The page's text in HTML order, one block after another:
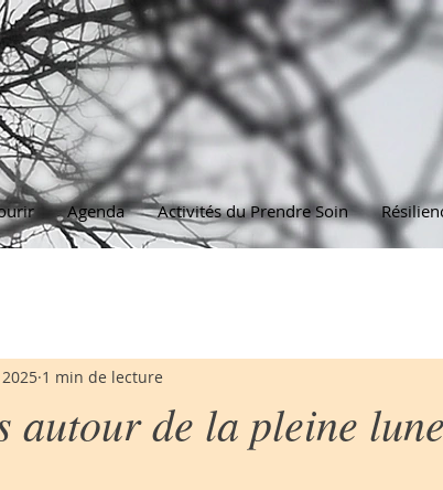
Agenda Activités du Prendre Soin
autour de la pleine lune
1 min de lecture